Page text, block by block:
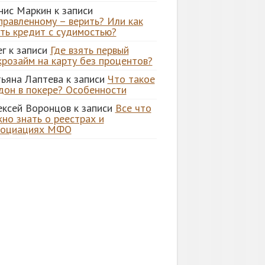
Маркин к записи
– верить? Или как
кредит с судимостью?
к записи Где взять первый
на карту без процентов?
Лаптевак записи Что такое
в покере? Особенности
Воронцовк записи Все что
знать о реестрах и
МФО